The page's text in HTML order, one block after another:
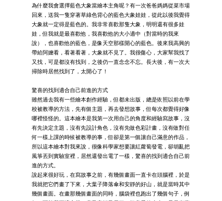
為什麼我會選擇藍色大象當繪本主角呢？有一次爸爸媽媽從菜市場
回來，送我一隻穿著草綠色背心的藍色大象娃娃，從此以後我覺得
大象就一定得是藍色的。我非常喜歡那隻大象，明明還有很多娃
娃，但我就是最喜歡他，我喜歡他的大小適中（對當時的我來
說），也喜歡他的藍色，是像天空那樣開心的藍色。後來我高興的
帶給阿嬤看，看著看著，大象就不見了。我很傷心，大家幫我找了
又找，可是都沒有找到，之後仍一直念念不忘。長大後，有一次大
掃除時居然找到了，太開心了！
驚喜的找到適合自己前進的方式
雖然過去我有一些繪本創作經驗，但都未出版，總是依照以前在學
校被教導的方法，先有個主題，再去發想故事，但每次都覺得好像
哪裡怪怪的。這本繪本是我第一次用自己的角度和經驗寫故事，沒
有先決定主題，沒有先設計角色，沒有先做色彩計畫，沒有做對任
何一樣上課的時候被教導的事，但卻是第一個讓自己滿意的作品，
所以這本繪本對我來說，很像科學家想要讓紅蘿蔔發電，卻胡亂把
風箏丟到實驗室裡，居然還發出電了一樣，驚喜的找到適合自己前
進的方式。
說起來很好玩，在寫故事之前，有幾個畫面一直卡在頭腦裡，於是
我就把它們畫了下來，大葉子降落傘和安靜的好山，就是當時其中
幾個畫面。在畫那幾個畫面的同時，腦袋裡也跑出了幾個句子，例